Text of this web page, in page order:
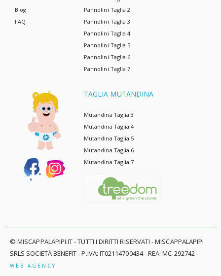
Blog
FAQ
Pannolini Taglia 2
Pannolini Taglia 3
Pannolini Taglia 4
Pannolini Taglia 5
Pannolini Taglia 6
Pannolini Taglia 7
TAGLIA MUTANDINA
Mutandina Taglia 3
Mutandina Taglia 4
Mutandina Taglia 5
Mutandina Taglia 6
Mutandina Taglia 7
© MISCAPPALAPIPI.IT - TUTTI I DIRITTI RISERVATI - MISCAPPALAPIPI
SRLS SOCIETÀ BENEFIT - P.IVA: IT02114700434 - REA: MC-292742 -
WEB AGENCY